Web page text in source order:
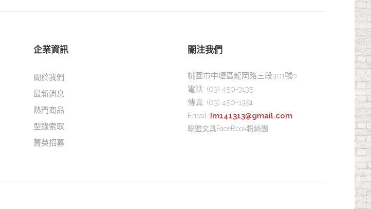
企業資訊
關於我們
最新消息
熱門商品
型錄索取
菁英招募
關注我們
桃園市中壢區龍岡路三段301號o
電話: (03) 450-3135
傳真: (03) 450-1351
Email :Im141313@gmail.com
聯盟文具FaceBook粉絲團